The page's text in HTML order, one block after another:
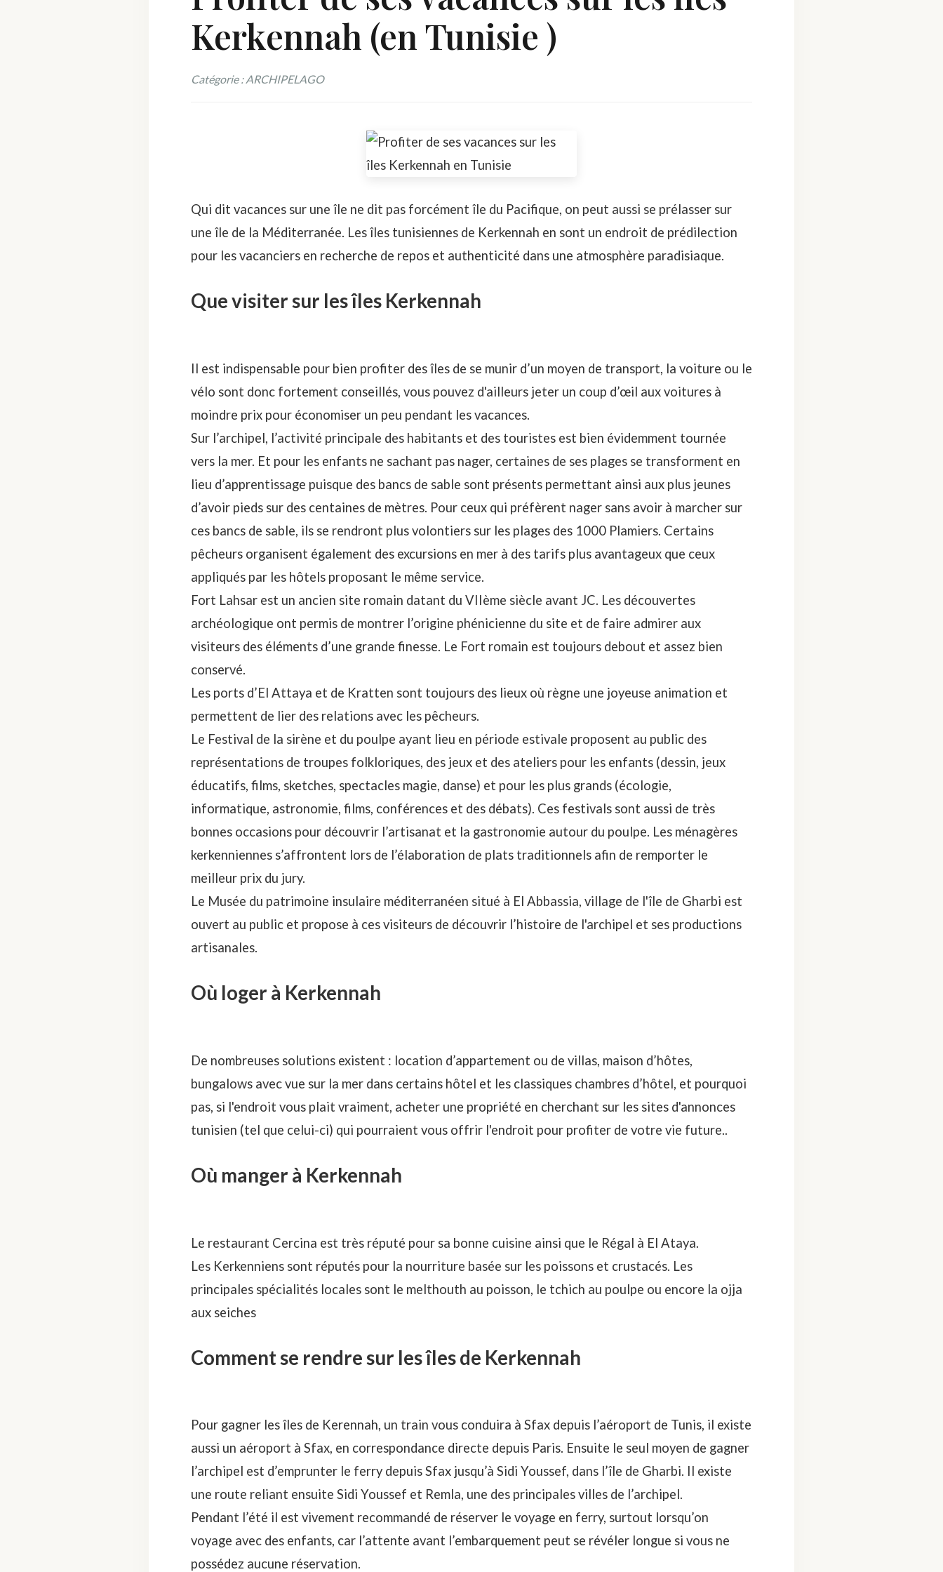
Kerkennah (en Tunisie )
Catégorie : ARCHIPELAGO
Qui dit vacances sur une île ne dit pas forcément île du Pacifique, on peut aussi se prélasser sur
une île de la Méditerranée. Les îles tunisiennes de Kerkennah en sont un endroit de prédilection
pour les vacanciers en recherche de repos et authenticité dans une atmosphère paradisiaque.
Que visiter sur les îles Kerkennah
Il est indispensable pour bien profiter des îles de se munir d’un moyen de transport, la voiture ou le
vélo sont donc fortement conseillés, vous pouvez d'ailleurs jeter un coup d’œil auxvoitures à
moindre prix pour économiser un peu pendant les vacances.
Sur l’archipel, l’activité principale des habitants et des touristes est bien évidemment tournée
vers la mer. Et pour les enfants ne sachant pas nager, certaines de ses plages se transforment en
lieu d’apprentissage puisque des bancs de sable sont présents permettant ainsi aux plus jeunes
d’avoir pieds sur des centaines de mètres. Pour ceux qui préfèrent nager sans avoir à marcher sur
ces bancs de sable, ils se rendront plus volontiers sur les plages des 1000 Plamiers. Certains
pêcheurs organisent également des excursions en mer à des tarifs plus avantageux que ceux
appliqués par les hôtels proposant le même service.
Fort Lahsar est un ancien site romain datant du VIIème siècle avant JC. Les découvertes
archéologique ont permis de montrer l’origine phénicienne du site et de faire admirer aux
visiteurs des éléments d’une grande finesse. Le Fort romain est toujours debout et assez bien
conservé.
Les ports d’El Attaya et de Kratten sont toujours des lieux où règne une joyeuse animation et
permettent de lier des relations avec les pêcheurs.
Le Festival de la sirène et du poulpe ayant lieu en période estivale proposent au public des
représentations de troupes folkloriques, des jeux et des ateliers pour les enfants (dessin, jeux
éducatifs, films, sketches, spectacles magie, danse) et pour les plus grands (écologie,
informatique, astronomie, films, conférences et des débats). Ces festivals sont aussi de très
bonnes occasions pour découvrir l’artisanat et la gastronomie autour du poulpe. Les ménagères
kerkenniennes s’affrontent lors de l’élaboration de plats traditionnels afin de remporter le
meilleur prix du jury.
Le Musée du patrimoine insulaire méditerranéen situé à El Abbassia, village de l'île de Gharbi est
ouvert au public et propose à ces visiteurs de découvrir l’histoire de l'archipel et ses productions
artisanales.
Où loger à Kerkennah
De nombreuses solutions existent : location d’appartement ou de villas, maison d’hôtes,
bungalows avec vue sur la mer dans certains hôtel et les classiques chambres d’hôtel, et pourquoi
pas, si l'endroit vous plait vraiment, acheter une propriété en cherchant sur les sites d'annonces
tunisien (tel que celui-ci) qui pourraient vous offrir l'endroit pour profiter de votre vie future..
Où manger à Kerkennah
Le restaurant Cercina est très réputé pour sa bonne cuisine ainsi que le Régal à El Ataya.
Les Kerkenniens sont réputés pour la nourriture basée sur les poissons et crustacés. Les
principales spécialités locales sont le melthouth au poisson, le tchich au poulpe ou encore la ojja
aux seiches
Comment se rendre sur les îles de Kerkennah
Pour gagner les îles de Kerennah, un train vous conduira à Sfax depuis l’aéroport de Tunis, il existe
aussi un aéroport à Sfax, en correspondance directe depuis Paris. Ensuite le seul moyen de gagner
l’archipel est d’emprunter le ferry depuis Sfax jusqu’à Sidi Youssef, dans l’île de Gharbi. Il existe
une route reliant ensuite Sidi Youssef et Remla, une des principales villes de l’archipel.
Pendant l’été il est vivement recommandé de réserver le voyage en ferry, surtout lorsqu’on
voyage avec des enfants, car l’attente avant l’embarquement peut se révéler longue si vous ne
possédez aucune réservation.